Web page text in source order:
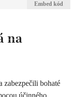
Embed kód
na
zabezpečili bohaté